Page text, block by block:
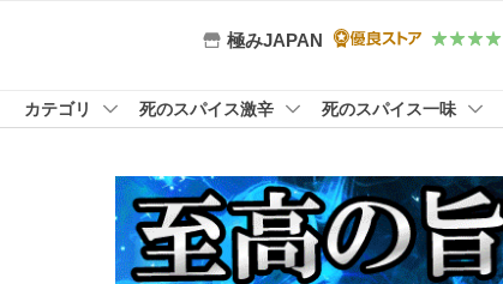
極みJAPAN
カテゴリ 死のスパイス激辛 死のスパイス一味